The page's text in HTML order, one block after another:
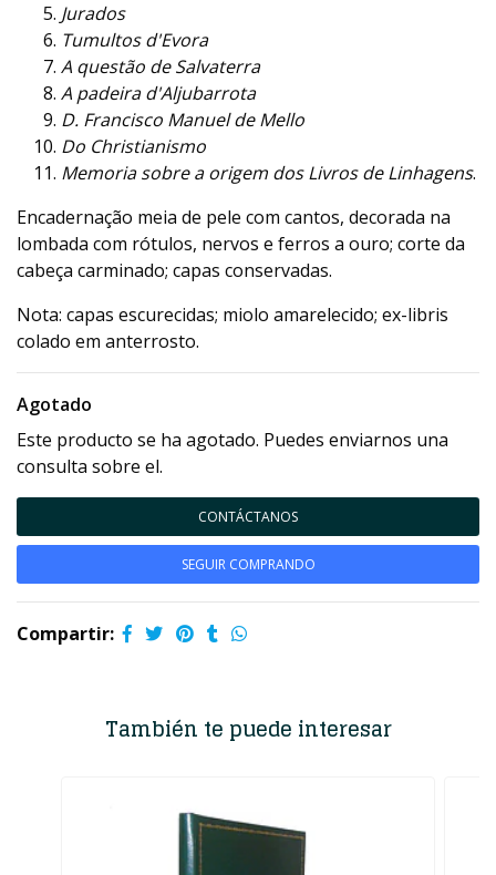
Jurados
Tumultos d'Evora
A questão de Salvaterra
A padeira d'Aljubarrota
D. Francisco Manuel de Mello
Do Christianismo
Memoria sobre a origem dos Livros de Linhagens.
Encadernação meia de pele com cantos, decorada na
lombada com rótulos, nervos e ferros a ouro; corte da
cabeça carminado; capas conservadas.
Nota: capas escurecidas; miolo amarelecido; ex-libris
colado em anterrosto.
Agotado
Este producto se ha agotado. Puedes enviarnos una
consulta sobre el.
CONTÁCTANOS
SEGUIR COMPRANDO
Compartir:
También te puede interesar